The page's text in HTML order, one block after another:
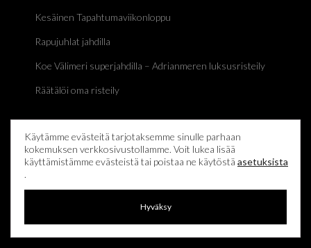
Kesäinen Tapahtumaviikonloppu
Rapujuhlat jahdilla
Koe Välimeri superjahdilla – Adrianmeren luksusristeily
Räätälöi oma risteily
Laivue
Sunseeker 90 Ocean (Kroatia)
Käytämme evästeitä tarjotaksemme sinulle parhaan
kokemuksen verkkosivustollamme. Voit lukea lisää
käyttämistämme evästeistä tai poistaa ne käytöstä asetuksista
.
Hyväksy